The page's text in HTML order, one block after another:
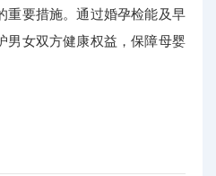
重要措施。通过婚孕检能及早
男女双方健康权益，保障母婴